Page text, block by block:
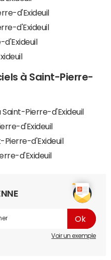
d'Exideuil
d'Exideuil
d'Exideuil
à Saint-Pierre-
Pierre-d'Exideuil
d'Exideuil
Pierre-d'Exideuil
d'Exideuil
Voir un exemple